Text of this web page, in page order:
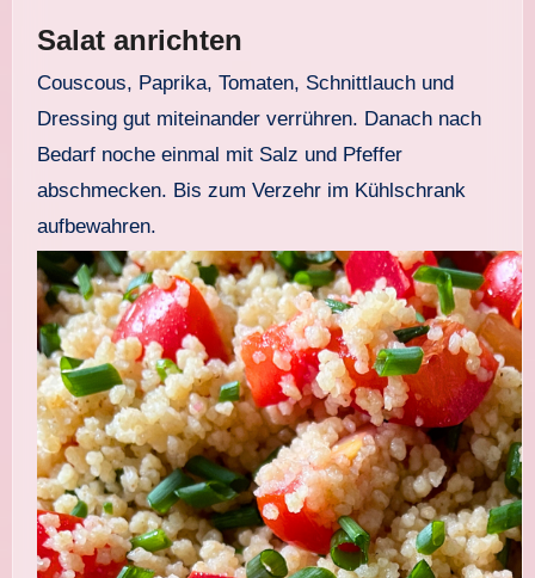
Salat anrichten
Couscous, Paprika, Tomaten, Schnittlauch und
Dressing gut miteinander verrühren. Danach nach
Bedarf noche einmal mit Salz und Pfeffer
abschmecken. Bis zum Verzehr im Kühlschrank
aufbewahren.